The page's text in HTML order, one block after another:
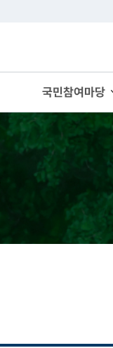
국민참여마당